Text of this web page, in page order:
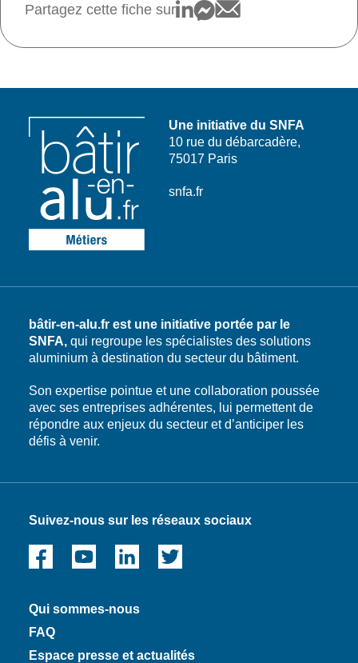
Partagez cette fiche sur
Une initiative du SNFA
10 rue du débarcadère,
75017 Paris
snfa.fr
bâtir-en-alu.fr est une initiative portée par le
SNFA, qui regroupe les spécialistes des solutions
aluminium à destination du secteur du bâtiment.
Son expertise pointue et une collaboration poussée
avec ses entreprises adhérentes, lui permettent de
répondre aux enjeux du secteur et d’anticiper les
défis à venir.
Suivez-nous sur les réseaux sociaux
Qui sommes-nous
FAQ
Espace presse et actualités